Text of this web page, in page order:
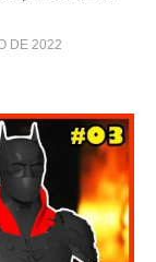
DE 2022